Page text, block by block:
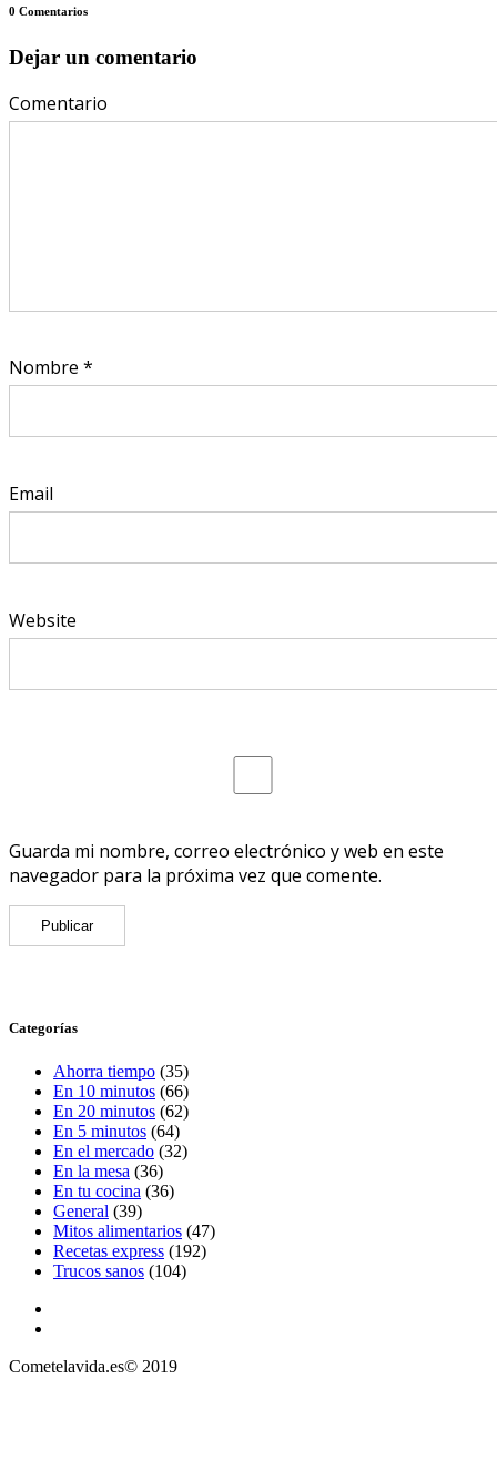
0 Comentarios
Dejar un comentario
Comentario
Nombre *
Email
Website
Guarda mi nombre, correo electrónico y web en este
navegador para la próxima vez que comente.
Categorías
Ahorra tiempo (35)
En 10 minutos (66)
En 20 minutos (62)
En 5 minutos (64)
En el mercado (32)
En la mesa (36)
En tu cocina (36)
General (39)
Mitos alimentarios (47)
Recetas express (192)
Trucos sanos (104)
Cometelavida.es© 2019